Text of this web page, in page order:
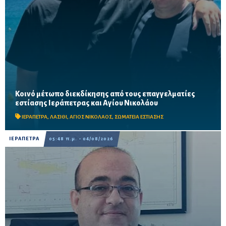
Κοινό μέτωπο διεκδίκησης από τους επαγγελματίες
εστίασης Ιεράπετρας και Αγίου Νικολάου
ΙΕΡΑΠΕΤΡΑ, ΛΑΣΙΘΙ, ΑΓΙΟΣ ΝΙΚΟΛΑΟΣ, ΣΩΜΑΤΕΙΑ ΕΣΤΙΑΣΗΣ
Μιχελαράκης και Γιαπιτζάκης συζήτησαν για τους ελέγχους
ηχορύπανσης, τις επιπτώσεις των έργων στον ΒΟΑΚ και την
οικονομική πίεση στον κλάδο – Στο επίκεντρο η επ...
ΙΕΡΑΠΕΤΡΑ 05:48 π.μ. - 04/08/2026